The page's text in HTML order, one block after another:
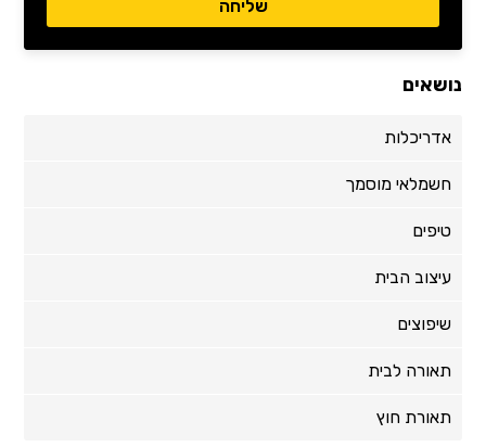
נושאים
אדריכלות
חשמלאי מוסמך
טיפים
עיצוב הבית
שיפוצים
תאורה לבית
תאורת חוץ